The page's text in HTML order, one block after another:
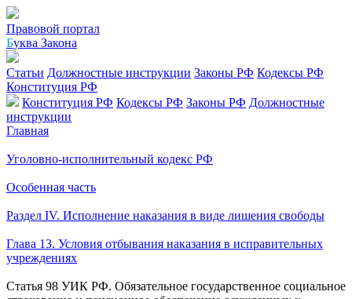
Правовой портал
Буква Закона
Статьи Должностные инструкции Законы РФ Кодексы РФ
Конституция РФ
Конституция РФ Кодексы РФ Законы РФ Должностные
инструкции
Главная
Уголовно-исполнительный кодекс РФ
Особенная часть
Раздел IV. Исполнение наказания в виде лишения свободы
Глава 13. Условия отбывания наказания в исправительных
учреждениях
Статья 98 УИК РФ. Обязательное государственное социальное